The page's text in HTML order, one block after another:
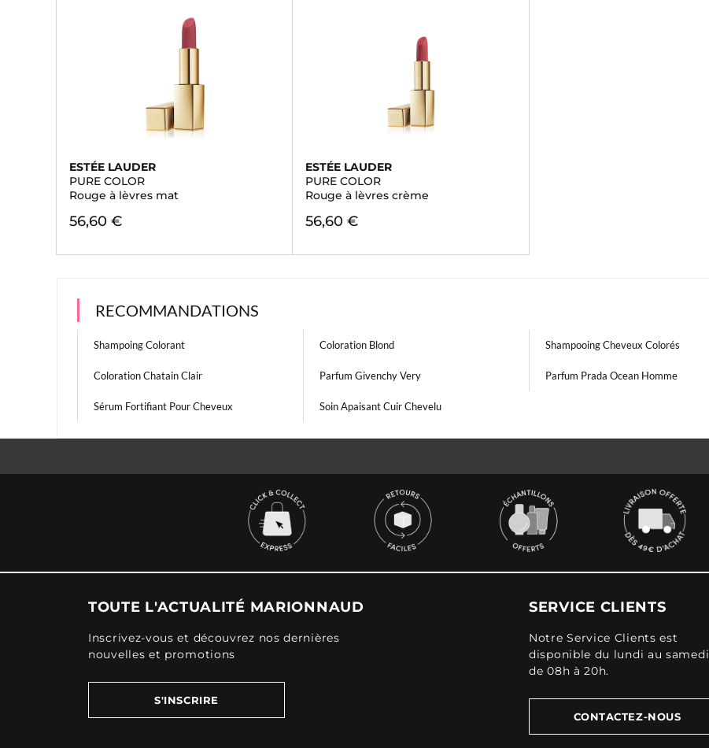
ESTÉE LAUDER
PURE COLOR
Rouge à lèvres mat
56,60 €
ESTÉE LAUDER
PURE COLOR
Rouge à lèvres crème
56,60 €
RECOMMANDATIONS
Shampoing Colorant Coloration Blond Shampooing Cheveux Colorés
Coloration Chatain Clair Parfum Givenchy Very Parfum Prada Ocean Homme
Sérum Fortifiant Pour Cheveux Soin Apaisant Cuir Chevelu
TOUTE L'ACTUALITÉ MARIONNAUD
Inscrivez-vous et découvrez nos dernières
nouvelles et promotions
S'INSCRIRE
SERVICE CLIENTS
Notre Service Clients est
disponible du lundi au samedi
de 08h à 20h.
CONTACTEZ-NOUS